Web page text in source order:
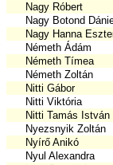
Nagy Róbert
Nagy Botond
Nagy Hanna
Németh Ádám
Németh Tímea
Németh Zoltán
Nitti Gábor
Nitti Viktória
Nitti Tamás István
Nyezsnyik Zoltán
Nyírő Anikó
Nyul Alexandra